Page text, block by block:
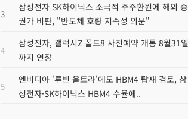
3
삼성전자 SK하이닉스 소극적 주주환원에 해외 증
권가 비판, "반도체 호황 지속성 의문"
4
삼성전자, 갤럭시Z 폴드8 사전예약 개통 8월31일
까지 연장
5
엔비디아 '루빈 울트라'에도 HBM4 탑재 검토, 삼
성전자·SK하이닉스 HBM4 수율에..